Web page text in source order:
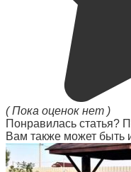
( Пока оценок нет )
Понравилась статья?
Вам также может быть